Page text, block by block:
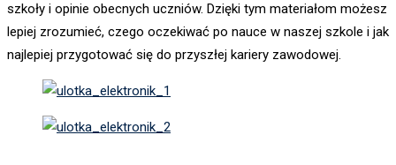
szkoły i opinie obecnych uczniów. Dzięki tym materiałom możesz
lepiej zrozumieć, czego oczekiwać po nauce w naszej szkole i jak
najlepiej przygotować się do przyszłej kariery zawodowej.